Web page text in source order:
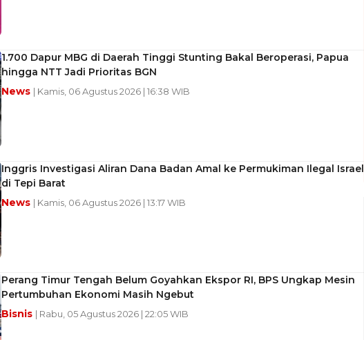
1.700 Dapur MBG di Daerah Tinggi Stunting Bakal Beroperasi, Papua
hingga NTT Jadi Prioritas BGN
News | Kamis, 06 Agustus 2026 | 16:38 WIB
Inggris Investigasi Aliran Dana Badan Amal ke Permukiman Ilegal Israel
di Tepi Barat
News | Kamis, 06 Agustus 2026 | 13:17 WIB
Perang Timur Tengah Belum Goyahkan Ekspor RI, BPS Ungkap Mesin
Pertumbuhan Ekonomi Masih Ngebut
Bisnis | Rabu, 05 Agustus 2026 | 22:05 WIB